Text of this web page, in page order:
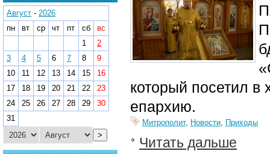
который посетил в
епархию.
Митрополит, Новости, Приходы
Читать дальше
Август - 2026
пн
вт ср чт пт сб
вс
1
2
3
4 5 6 7 8
9
10
11 12 13 14 15
16
17
18 19 20 21 22
23
24
25 26 27 28 29
30
31
>